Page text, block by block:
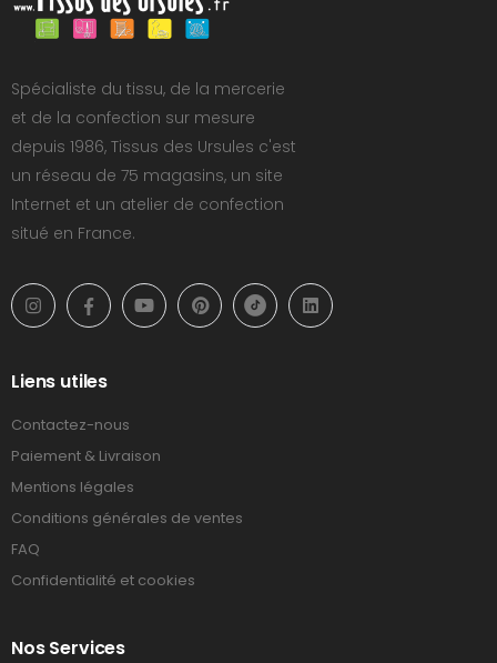
Spécialiste du tissu, de la mercerie
et de la confection sur mesure
depuis 1986, Tissus des Ursules c'est
un réseau de 75 magasins, un site
Internet et un atelier de confection
situé en France.
Liens utiles
Contactez-nous
Paiement & Livraison
Mentions légales
Conditions générales de ventes
FAQ
Confidentialité et cookies
Nos Services